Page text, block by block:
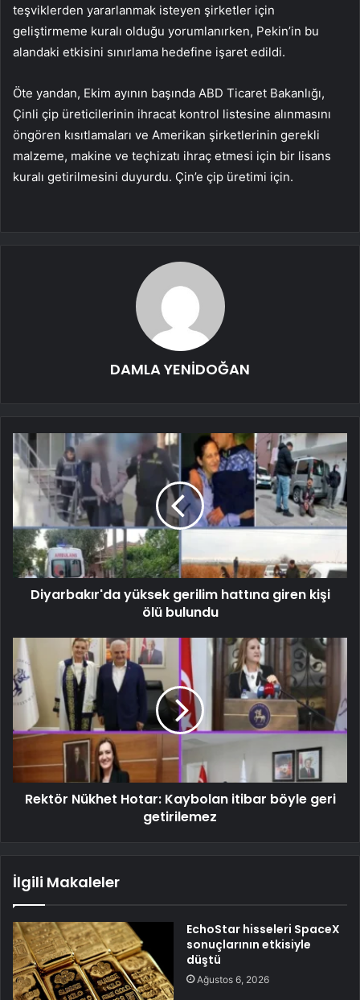
teşviklerden yararlanmak isteyen şirketler için
geliştirmeme kuralı olduğu yorumlanırken, Pekin’in bu
alandaki etkisini sınırlama hedefine işaret edildi.
Öte yandan, Ekim ayının başında ABD Ticaret Bakanlığı,
Çinli çip üreticilerinin ihracat kontrol listesine alınmasını
öngören kısıtlamaları ve Amerikan şirketlerinin gerekli
malzeme, makine ve teçhizatı ihraç etmesi için bir lisans
kuralı getirilmesini duyurdu. Çin’e çip üretimi için.
DAMLA YENİDOĞAN
Diyarbakır'da yüksek gerilim hattına giren kişi
ölü bulundu
Rektör Nükhet Hotar: Kaybolan itibar böyle geri
getirilemez
İlgili Makaleler
EchoStar hisseleri SpaceX
sonuçlarının etkisiyle
düştü
Ağustos 6, 2026